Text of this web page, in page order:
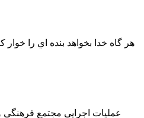
هر گاه خدا بخواهد بنده اي را خوار